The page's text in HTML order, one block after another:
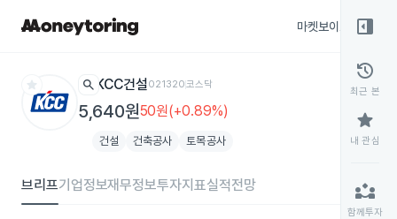
마켓보이스
star search KCC건설021320코스닥
5,640원50원(+0.89%)
건설 건축공사 토목공사
브리프기업정보재무정보투자지표실적전망
right_panel_open
history
최근 본
star
내 관심
partner_exchange
함께투자